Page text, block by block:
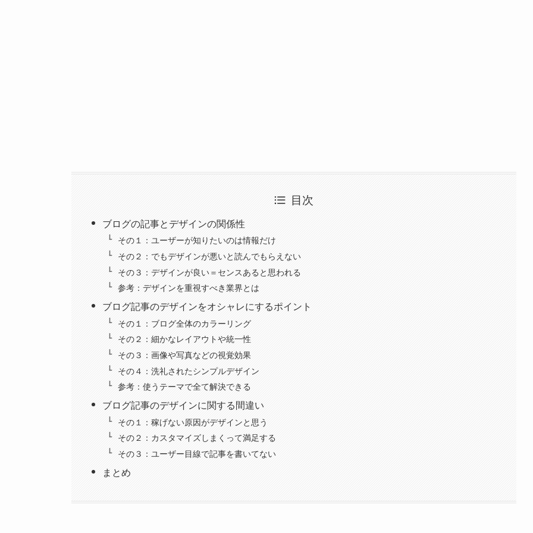
目次
ブログの記事とデザインの関係性
その１：ユーザーが知りたいのは情報だけ
その２：でもデザインが悪いと読んでもらえない
その３：デザインが良い＝センスあると思われる
参考：デザインを重視すべき業界とは
ブログ記事のデザインをオシャレにするポイント
その１：ブログ全体のカラーリング
その２：細かなレイアウトや統一性
その３：画像や写真などの視覚効果
その４：洗礼されたシンプルデザイン
参考：使うテーマで全て解決できる
ブログ記事のデザインに関する間違い
その１：稼げない原因がデザインと思う
その２：カスタマイズしまくって満足する
その３：ユーザー目線で記事を書いてない
まとめ